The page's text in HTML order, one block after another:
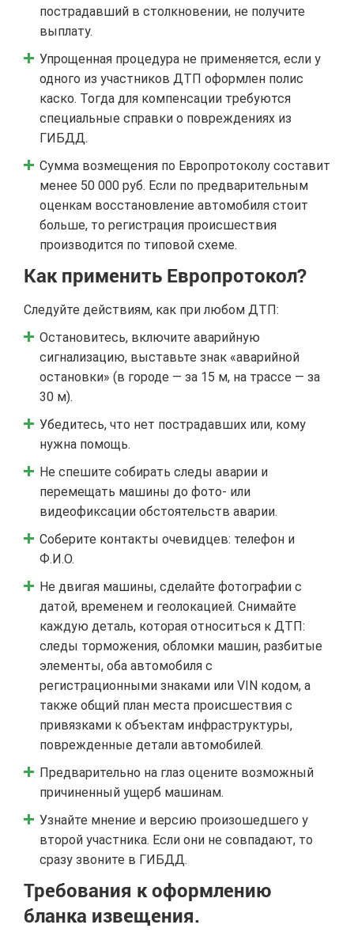
пострадавший в столкновении, не получите
выплату.
Упрощенная процедура не применяется, если у
одного из участников ДТП оформлен полис
каско. Тогда для компенсации требуются
специальные справки о повреждениях из
ГИБДД.
Сумма возмещения по Европротоколу составит
менее 50 000 руб. Если по предварительным
оценкам восстановление автомобиля стоит
больше, то регистрация происшествия
производится по типовой схеме.
Как применить Европротокол?
Следуйте действиям, как при любом ДТП:
Остановитесь, включите аварийную
сигнализацию, выставьте знак «аварийной
остановки» (в городе — за 15 м, на трассе — за
30 м).
Убедитесь, что нет пострадавших или, кому
нужна помощь.
Не спешите собирать следы аварии и
перемещать машины до фото- или
видеофиксации обстоятельств аварии.
Соберите контакты очевидцев: телефон и
Ф.И.О.
Не двигая машины, сделайте фотографии с
датой, временем и геолокацией. Снимайте
каждую деталь, которая относиться к ДТП:
следы торможения, обломки машин, разбитые
элементы, оба автомобиля с
регистрационными знаками или VIN кодом, а
также общий план места происшествия с
привязками к объектам инфраструктуры,
поврежденные детали автомобилей.
Предварительно на глаз оцените возможный
причиненный ущерб машинам.
Узнайте мнение и версию произошедшего у
второй участника. Если они не совпадают, то
сразу звоните в ГИБДД.
Требования к оформлению
бланка извещения.